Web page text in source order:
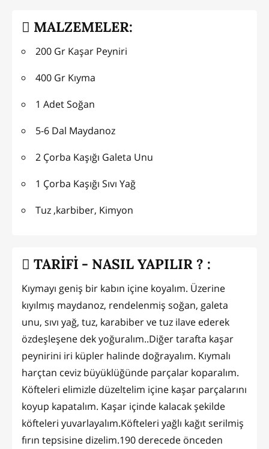
MALZEMELER:
200 Gr Kaşar Peyniri
400 Gr Kıyma
1 Adet Soğan
5-6 Dal Maydanoz
2 Çorba Kaşığı Galeta Unu
1 Çorba Kaşığı Sıvı Yağ
Tuz ,karbiber, Kimyon
TARİFİ - NASIL YAPILIR ? :
Kıymayı geniş bir kabın içine koyalım. Üzerine
kıyılmış maydanoz, rendelenmiş soğan, galeta
unu, sıvı yağ, tuz, karabiber ve tuz ilave ederek
özdeşleşene dek yoğuralım..Diğer tarafta kaşar
peynirini iri küpler halinde doğrayalım. Kıymalı
harçtan ceviz büyüklüğünde parçalar koparalım.
Köfteleri elimizle düzeltelim içine kaşar parçalarını
koyup kapatalım. Kaşar içinde kalacak şekilde
köfteleri yuvarlayalım.Köfteleri yağlı kağıt serilmiş
fırın tepsisine dizelim.190 derecede önceden